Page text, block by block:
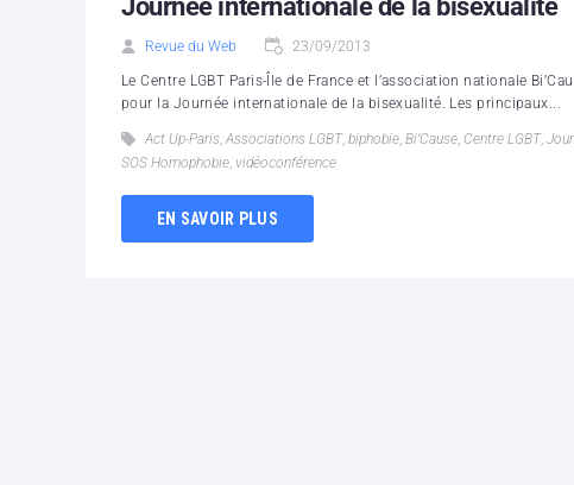
Journée internationale de la bisexualité
Revue du Web 23/09/2013
Le Centre LGBT Paris-Île de France et l’association nationale
pour la Journée internationale de la bisexualité. Les principaux...
Act Up-Paris, Associations LGBT, biphobie, Bi’Cause, Centre LGBT,
SOS Homophobie, vidéoconférence
EN SAVOIR PLUS